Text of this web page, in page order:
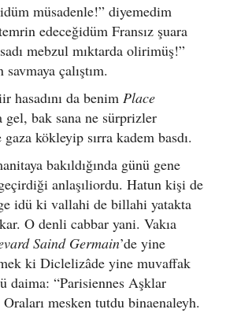
müsadenle!” diyemedim
edeceğidüm Fransız şuara
mebzul mıktarda olirimüş!”
çalıştım.
hasadını da benim Place
gel, bak sana ne sürprizler
kökleyip sırra kadem basdı.
bakıldığında günü gene
anlaşıliordu. Hatun kişi de
idü ki vallahi de billahi yatakta
O denli cabbar yani. Vakıa
Saind Germain’de yine
ki Diclelizâde yine muvaffak
daima: “Parisiennes Aşklar
mesken tutdu binaenaleyh.